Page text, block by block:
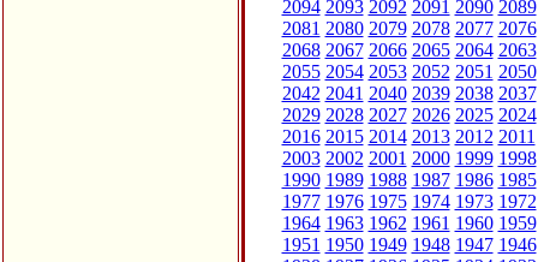
2094 2093 2092 2091 2090 2089
2081 2080 2079 2078 2077 2076
2068 2067 2066 2065 2064 2063
2055 2054 2053 2052 2051 2050
2042 2041 2040 2039 2038 2037
2029 2028 2027 2026 2025 2024
2016 2015 2014 2013 2012 2011
2003 2002 2001 2000 1999 1998
1990 1989 1988 1987 1986 1985
1977 1976 1975 1974 1973 1972
1964 1963 1962 1961 1960 1959
1951 1950 1949 1948 1947 1946